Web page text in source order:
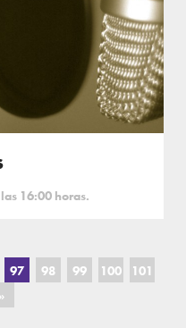
16:00 horas.
97 98 99 100
101
»